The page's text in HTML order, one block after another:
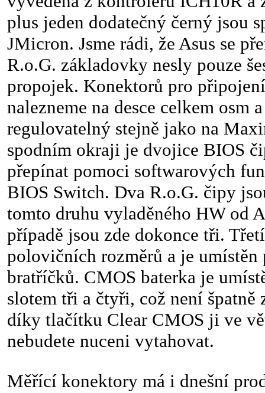
plus jeden dodatečný černý jsou
JMicron. Jsme rádi, že Asus se
R.o.G. základovky nesly pouze
propojek. Konektorů pro
nalezneme na desce celkem osm
regulovatelný stejně jako na
spodním okraji je dvojice BIOS
přepínat pomoci softwarových
BIOS Switch. Dva R.o.G. čipy
tomto druhu vyladěného HW od
případě jsou zde dokonce tři.
polovičních rozměrů a je
bratříčků. CMOS baterka je
slotem tři a čtyři, což není špatně
díky tlačítku Clear CMOS ji ve
nebudete nuceni vytahovat.
Měřící konektory má i dnešní